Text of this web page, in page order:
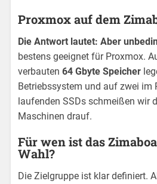
Proxmox auf dem
Die Antwort lautet: Aber
bestens geeignet für Proxmox.
verbauten64 Gbyte Speicher
Betriebssystem und auf zwei im
laufenden SSDs schmeißen wir
Maschinen drauf.
Für wen ist das
Wahl?
Die Zielgruppe ist klar definiert.